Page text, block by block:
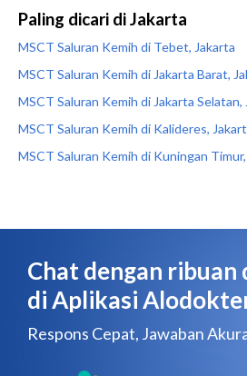
Paling dicari di Jakarta
MSCT Saluran Kemih di Tebet, Jakarta
MSCT Saluran Kemih di Jakarta Barat,
MSCT Saluran Kemih di Jakarta Selatan,
MSCT Saluran Kemih di Kalideres,
MSCT Saluran Kemih di Kuningan